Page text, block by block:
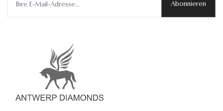
Abonnieren